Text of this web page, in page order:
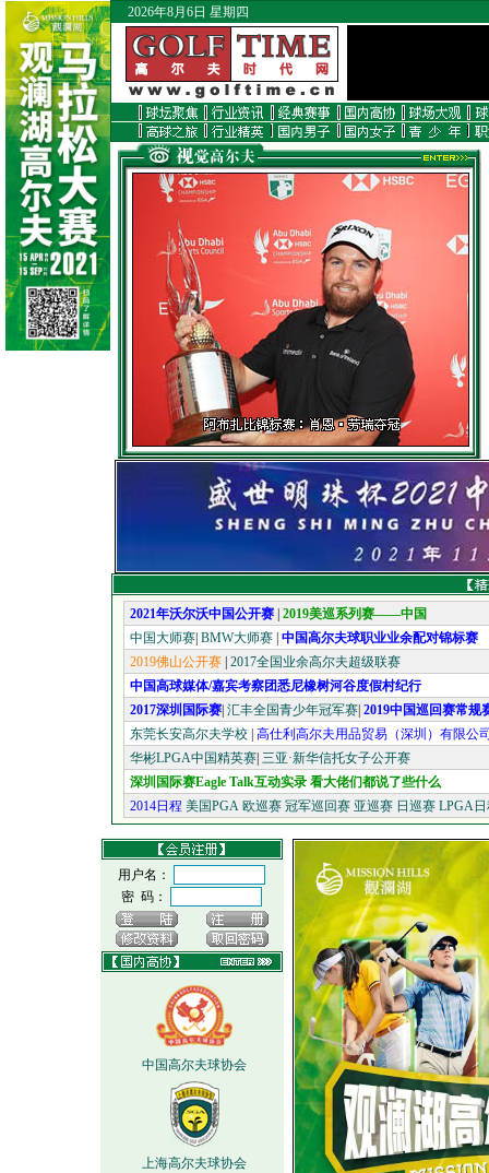
2026年8月6日 星期四
2021年沃尔沃中国公开赛 2019美巡系列赛——中国
中国大师赛 BMW大师赛 中国高尔夫球职业业余配对锦标赛
2019佛山公开赛 2017全国业余高尔夫超级联赛
中国高球媒体/嘉宾考察团悉尼橡树河谷度假村纪行
2017深圳国际赛 汇丰全国青少年冠军赛 2019中国巡回赛常规
东莞长安高尔夫学校 高仕利高尔夫用品贸易（深圳）有限公
华彬LPGA中国精英赛 三亚·新华信托女子公开赛
深圳国际赛Eagle Talk互动实录 看大佬们都说了些什么
2014日程 美国PGA 欧巡赛 冠军巡回赛 亚巡赛 日巡赛 LPGA
用户名：
密 码：
中国高尔夫球协会
上海高尔夫球协会